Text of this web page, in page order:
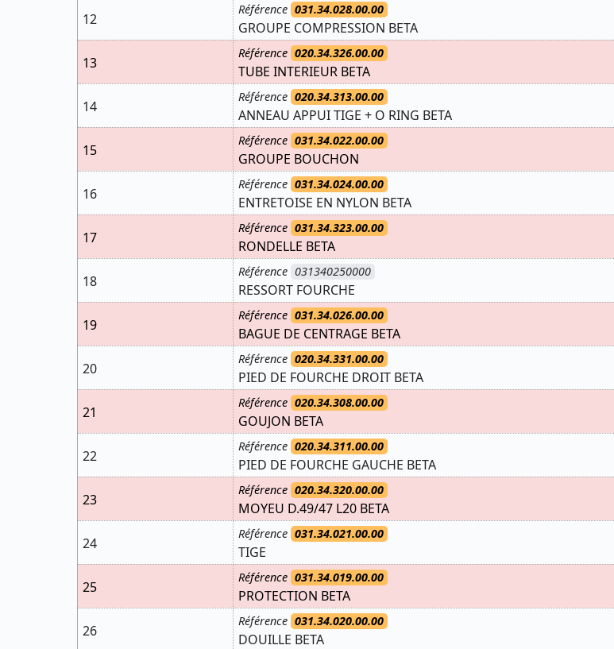
12
Référence 031.34.028.00.00
GROUPE COMPRESSION BETA
13
Référence 020.34.326.00.00
TUBE INTERIEUR BETA
14
Référence 020.34.313.00.00
ANNEAU APPUI TIGE + O RING BETA
15
Référence 031.34.022.00.00
GROUPE BOUCHON
16
Référence 031.34.024.00.00
ENTRETOISE EN NYLON BETA
17
Référence 031.34.323.00.00
RONDELLE BETA
18
Référence 031340250000
RESSORT FOURCHE
19
Référence 031.34.026.00.00
BAGUE DE CENTRAGE BETA
20
Référence 020.34.331.00.00
PIED DE FOURCHE DROIT BETA
21
Référence 020.34.308.00.00
GOUJON BETA
22
Référence 020.34.311.00.00
PIED DE FOURCHE GAUCHE BETA
23
Référence 020.34.320.00.00
MOYEU D.49/47 L20 BETA
24
Référence 031.34.021.00.00
TIGE
25
Référence 031.34.019.00.00
PROTECTION BETA
26
Référence 031.34.020.00.00
DOUILLE BETA